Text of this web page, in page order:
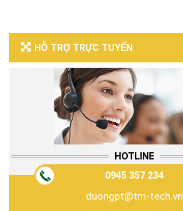
HỖ TRỢ TRỰC TUYẾN
HOTLINE
0945 357 234
duongpt@tm-tech.vn